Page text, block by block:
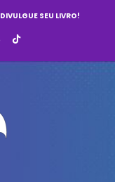
DIVULGUE SEU LIVRO!